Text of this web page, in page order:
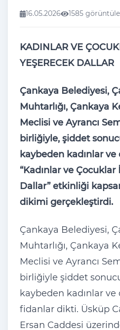
16.05.2026 1585
KADINLAR VE
YEŞERECEK DALLAR
Çankaya Belediyesi,
Muhtarlığı, Çankaya
Meclisi ve Ayrancı
birliğiyle, şiddet
kaybeden kadınlar ve
“Kadınlar ve
Dallar” etkinliği
dikimi gerçekleştirdi.
Çankaya Belediyesi,
Muhtarlığı, Çankaya
Meclisi ve Ayrancı
birliğiyle şiddet
kaybeden kadınlar ve
fidanlar dikti. Üsküp
Ersan Caddesi